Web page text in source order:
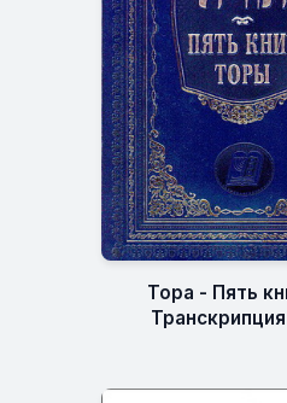
Тора - Пять